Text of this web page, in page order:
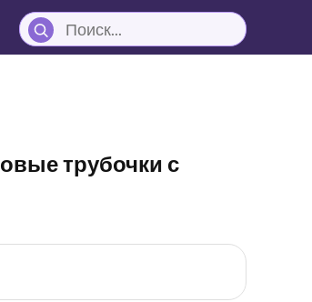
трубочки с